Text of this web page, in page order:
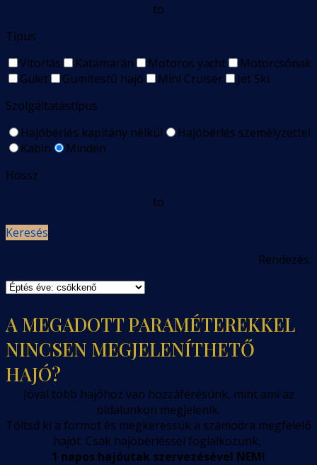
to
Típus
Vitorlás
Katamarán Motoros yacht
Motorcsónak
Gulet
Gumitestű hajó Mini Cruiser
Jet Ski
Szolgáltatástípus
Hajóbérlés kapitány nélkül
Hajóbérlés személyzettel
Kabin
Minden
Hossz
to
Keresés
Rendezés:
A MEGADOTT PARAMÉTEREKKEL
NINCSEN MEGJELENÍTHETŐ
HAJÓ?
Jóval több hajóhoz van hozzáférésünk, mint ami az
oldalunkon megjelenik.
Töltsd ki a formot és megkeressük a számodra megfelelő
hajót. Csak hajóbérléssel foglalkozunk,
1 napos hajóutak szervezésével NEM!